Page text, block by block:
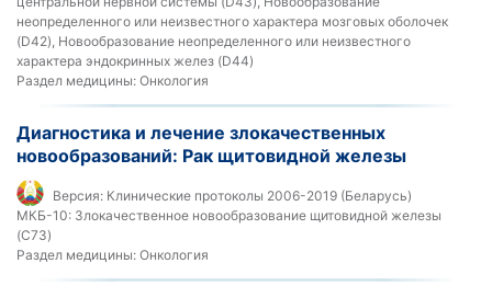
неопределенного или неизвестного характера мозговых оболочек
(D42), Новообразование неопределенного или неизвестного
характера эндокринных желез (D44)
Раздел медицины: Онкология
Диагностика и лечение злокачественных
новообразований: Рак щитовидной железы
Версия: Клинические протоколы 2006-2019 (Беларусь)
МКБ-10: Злокачественное новообразование щитовидной железы
(C73)
Раздел медицины: Онкология